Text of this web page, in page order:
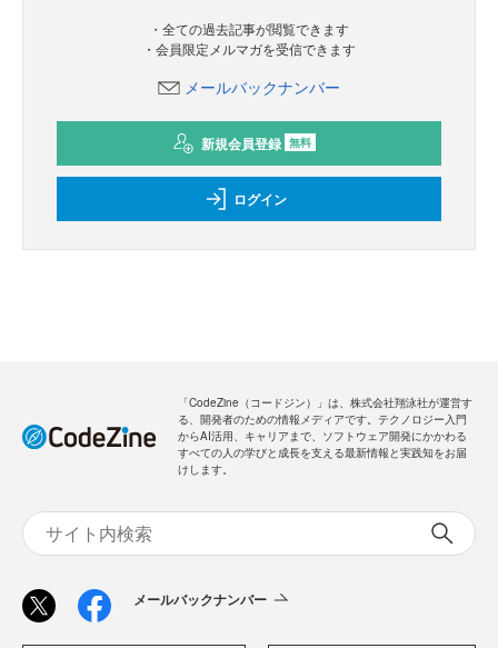
・全ての過去記事が閲覧できます
・会員限定メルマガを受信できます
メールバックナンバー
新規会員登録 無料
ログイン
「CodeZine（コードジン）」は、株式会社翔泳社が運営す
る、開発者のための情報メディアです。テクノロジー入門
からAI活用、キャリアまで、ソフトウェア開発にかかわる
すべての人の学びと成長を支える最新情報と実践知をお届
けします。
メールバックナンバー